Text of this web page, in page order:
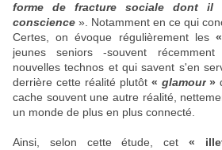
forme de fracture sociale dont il
conscience ». Notamment en ce qui
Certes, on évoque régulièrement les
jeunes seniors -souvent
nouvelles technos et qui savent s'en
derrière cette réalité plutôt « glamour»
cache souvent une autre réalité,
un monde de plus en plus connecté.
Ainsi, selon cette étude, cet «